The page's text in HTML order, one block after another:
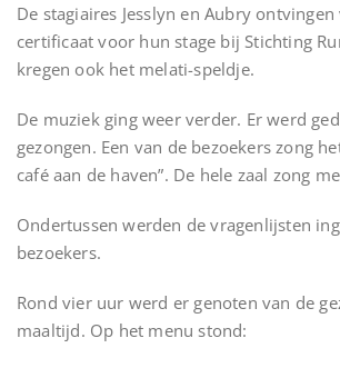
De stagiaires Jesslyn en Aubry ontvingen
certificaat voor hun stage bij Stichting
kregen ook het melati-speldje.
De muziek ging weer verder. Er werd
gezongen. Een van de bezoekers zong
café aan de haven”. De hele zaal zong
Ondertussen werden de vragenlijsten
bezoekers.
Rond vier uur werd er genoten van de
maaltijd. Op het menu stond: